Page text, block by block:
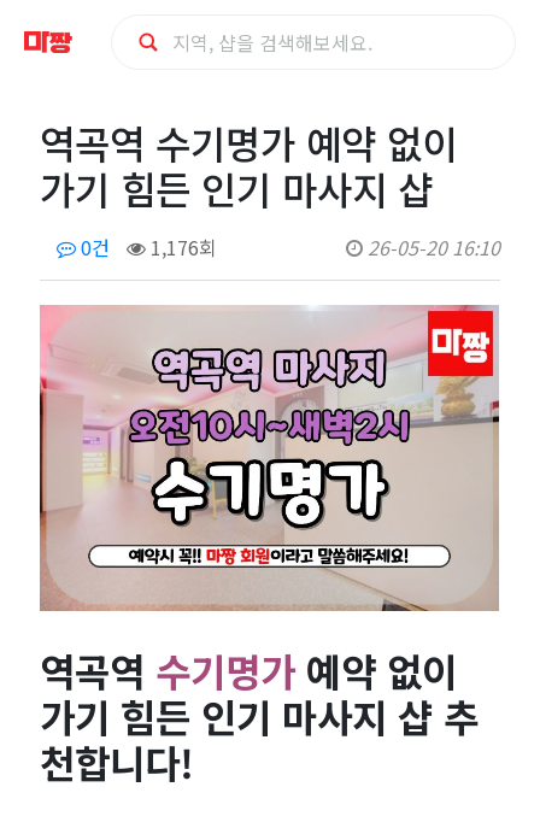
곡
수
명
예
없
이
가
역곡역 수기명가 예약 없이
가기 힘든 인기 마사지 샵
0건 1,176회 26-05-20 16:10
역곡역 수기명가 예약 없이
가기 힘든 인기 마사지 샵 추
천합니다!